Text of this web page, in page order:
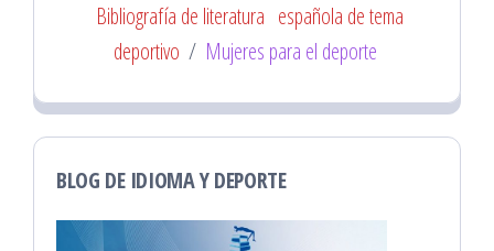
Bibliografía de literatura española de tema
deportivo / Mujeres para el deporte
BLOG DE IDIOMA Y DEPORTE